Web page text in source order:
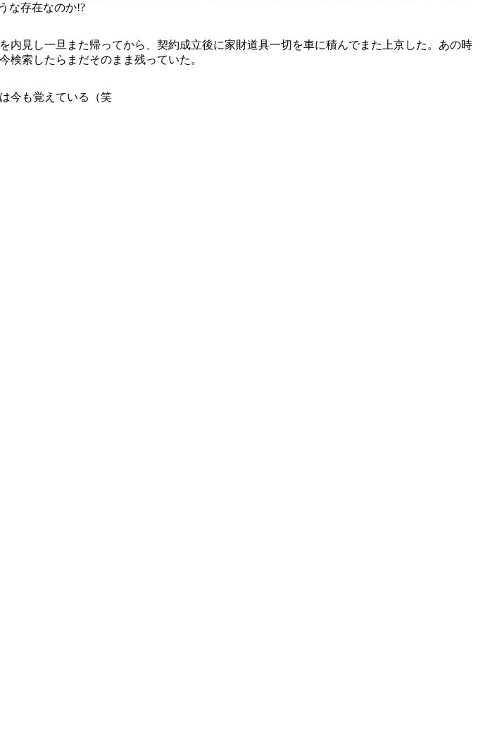
な存在なのか!?
見し一旦また帰ってから、契約成立後に家財道具一切を車に積んでまた上京した。あの時
検索したらまだそのまま残っていた。
今も覚えている（笑